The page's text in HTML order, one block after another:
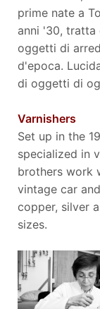
prime nate a
anni '30, tratta
oggetti di
d'epoca.
di oggetti di
Varnishers
Set up in the
specialized in
brothers work
vintage car
copper, silver
sizes.